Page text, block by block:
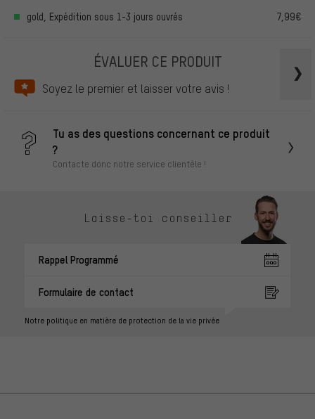
gold, Expédition sous 1-3 jours ouvrés 7,99€
ÉVALUER CE PRODUIT
Soyez le premier et laisser votre avis !
Tu as des questions concernant ce produit
?
Contacte donc notre service clientèle !
Laisse-toi conseiller
Rappel Programmé
Formulaire de contact
Notre politique en matière de protection de la vie privée